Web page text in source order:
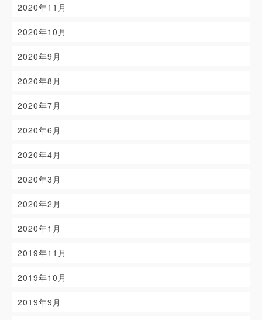
2020年11月
2020年10月
2020年9月
2020年8月
2020年7月
2020年6月
2020年4月
2020年3月
2020年2月
2020年1月
2019年11月
2019年10月
2019年9月